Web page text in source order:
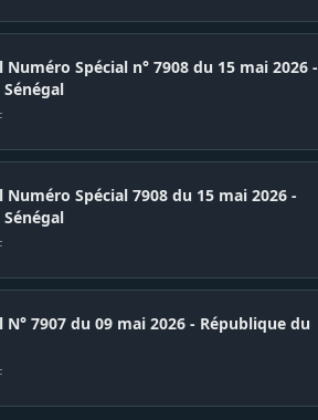
Spécial n° 7908 du 15 mai 2026 -
Spécial 7908 du 15 mai 2026 -
du 09 mai 2026 - République du